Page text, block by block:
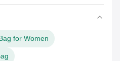
for Women